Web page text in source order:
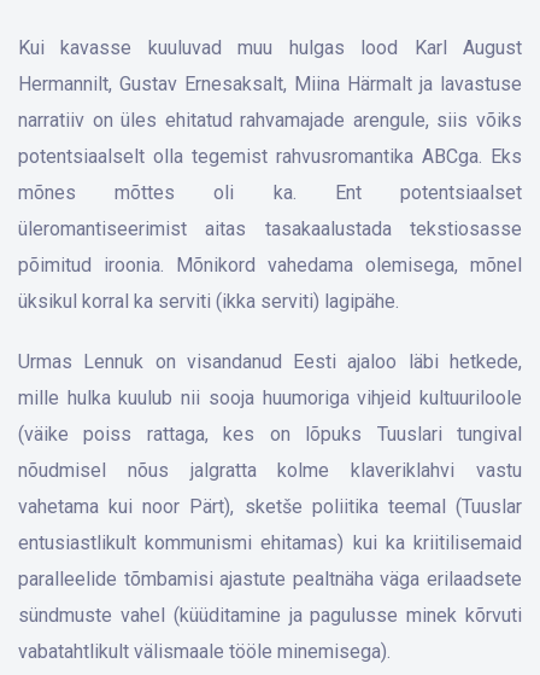
Kui kavasse kuuluvad muu hulgas lood Karl August
Hermannilt, Gustav Ernesaksalt, Miina Härmalt ja lavastuse
narratiiv on üles ehitatud rahvamajade arengule, siis võiks
potentsiaalselt olla tegemist rahvusromantika ABCga. Eks
mõnes mõttes oli ka. Ent potentsiaalset
üleromantiseerimist aitas tasakaalustada tekstiosasse
põimitud iroonia. Mõnikord vahedama olemisega, mõnel
üksikul korral ka serviti (ikka serviti) lagipähe.
Urmas Lennuk on visandanud Eesti ajaloo läbi hetkede,
mille hulka kuulub nii sooja huumoriga vihjeid kultuuriloole
(väike poiss rattaga, kes on lõpuks Tuuslari tungival
nõudmisel nõus jalgratta kolme klaveriklahvi vastu
vahetama kui noor Pärt), sketše poliitika teemal (Tuuslar
entusiastlikult kommunismi ehitamas) kui ka kriitilisemaid
paralleelide tõmbamisi ajastute pealtnäha väga erilaadsete
sündmuste vahel (küüditamine ja pagulusse minek kõrvuti
vabatahtlikult välismaale tööle minemisega).